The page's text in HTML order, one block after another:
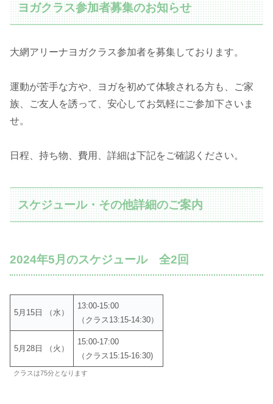
ヨガクラス参加者募集のお知らせ
大網アリーナヨガクラス参加者を募集しております。
運動が苦手な方や、ヨガを初めて体験される方も、ご家
族、ご友人を誘って、安心してお気軽にご参加下さいま
せ。
日程、持ち物、費用、詳細は下記をご確認ください。
スケジュール・その他詳細のご案内
2024年5月のスケジュール 全2回
5月15日 （水）
13:00-15:00
（クラス13:15-14:30）
5月28日 （火）
15:00-17:00
（クラス15:15-16:30)
クラスは75分となります